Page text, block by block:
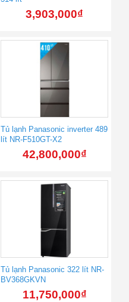
3,903,000₫
Tủ lạnh Panasonic inverter 489
lít NR-F510GT-X2
42,800,000₫
Tủ lạnh Panasonic 322 lít NR-
BV368GKVN
11,750,000₫